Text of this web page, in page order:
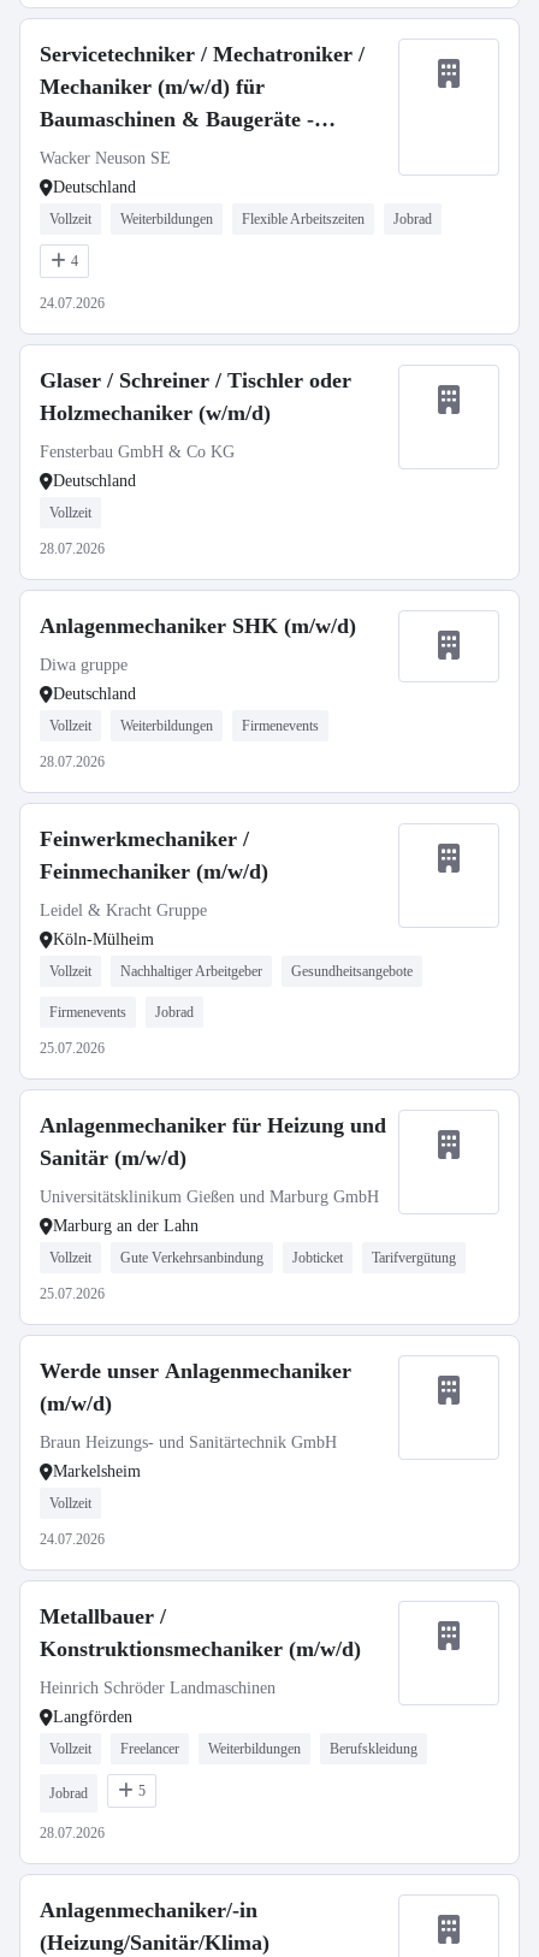
Servicetechniker / Mechatroniker /
Mechaniker (m/w/d) für
Baumaschinen & Baugeräte -
stationär oder mobil
Wacker Neuson SE
Deutschland
Vollzeit Weiterbildungen Flexible Arbeitszeiten Jobrad
4
24.07.2026
Glaser / Schreiner / Tischler oder
Holzmechaniker (w/m/d)
Fensterbau GmbH & Co KG
Deutschland
Vollzeit
28.07.2026
Anlagenmechaniker SHK (m/w/d)
Diwa gruppe
Deutschland
Vollzeit Weiterbildungen Firmenevents
28.07.2026
Feinwerkmechaniker /
Feinmechaniker (m/w/d)
Leidel & Kracht Gruppe
Köln-Mülheim
Vollzeit Nachhaltiger Arbeitgeber Gesundheitsangebote
Firmenevents Jobrad
25.07.2026
Anlagenmechaniker für Heizung und
Sanitär (m/w/d)
Universitätsklinikum Gießen und Marburg GmbH
Marburg an der Lahn
Vollzeit Gute Verkehrsanbindung Jobticket Tarifvergütung
25.07.2026
Werde unser Anlagenmechaniker
(m/w/d)
Braun Heizungs- und Sanitärtechnik GmbH
Markelsheim
Vollzeit
24.07.2026
Metallbauer /
Konstruktionsmechaniker (m/w/d)
Heinrich Schröder Landmaschinen
Langförden
Vollzeit Freelancer Weiterbildungen Berufskleidung
Jobrad 5
28.07.2026
Anlagenmechaniker/-in
(Heizung/Sanitär/Klima)